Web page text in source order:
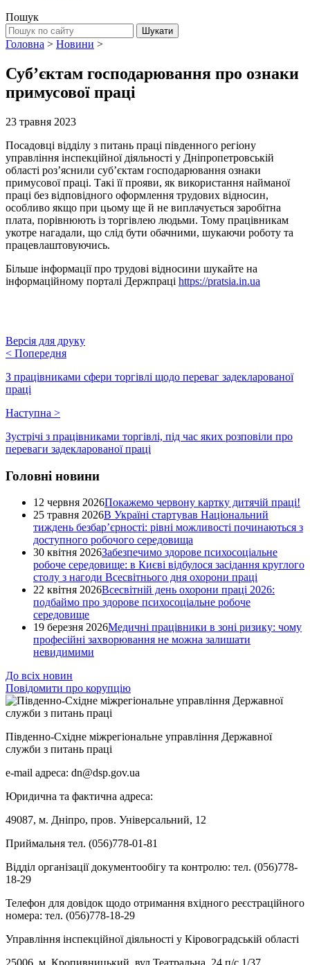
Пошук
Головна > Новини >
Суб’єктам господарювання про ознаки
примусової праці
23 травня 2023
Посадовці відділу з питань праці південного регіону
управління інспекційної діяльності у Дніпропетровській
області роз’яснили суб’єктам господарювання ознаки
примусової праці. Такі її прояви, як використання найманої
праці без відповідного оформлення трудових відносин,
особливо якщо при цьому ще й не виплачується заробітна
плата, порівнюють із торгівлею людьми. Тому працівникам
укотре нагадали, що слід бути обачними, шукаючи роботу та
працевлаштовуючись.
Більше інформації про трудові відносини шукайте на
інформаційному порталі Держпраці https://pratsia.in.ua
Версія для друку
< Попередня
З працівниками сфери торгівлі щодо переваг задекларованої
праці
Наступна >
Зустрічі з працівниками торгівлі, під час яких розповіли про
переваги задекларованої праці
Головні новини
12 червня 2026Покажемо червону картку дитячій праці!
25 травня 2026В Україні стартував Національний
тиждень безбар’єрності: рівні можливості починаються з
доступного робочого середовища
30 квітня 2026Забезпечимо здорове психосоціальне
робоче середовище: в Києві відбулося засідання круглого
столу з нагоди Всесвітнього дня охорони праці
22 квітня 2026Всесвітній день охорони праці 2026:
подбаймо про здорове психосоціальне робоче
середовище
19 березня 2026Медичні працівники в зоні ризику: чому
професійні захворювання не можна залишати
невидимими
До всіх новин
Повідомити про корупцію
Південно-Східне міжрегіональне управління Державної
служби з питань праці
e-mail адреса: dn@dsp.gov.ua
Юридична та фактична адреса:
49087, м. Дніпро, пров. Універсальний, 12
Приймальня тел. (056)778-01-81
Відділ організації документообігу та контролю: тел. (056)778-
18-29
Телефон для довідок щодо отримання вхідного реєстраційного
номера: тел. (056)778-18-29
Управління інспекційної діяльності у Кіровоградській області